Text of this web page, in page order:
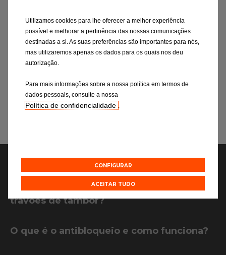
Verifique ou solicite a verificação
regular do estado das pastilhas se
o seu veículo não dispuser da luz
avisadora de alerta de desgaste
no painel de bordo. A espessura
da camada de desgaste deverá
fabricante.
estado
de
Suas perguntas
Porque se fala de travões de disco ou
travões de tambor?
O que é o antibloqueio e como funciona?
Utilizamos cookies para lhe oferecer a melhor experiência
possível e melhorar a pertinência das nossas comunicações
destinadas a si. As suas preferências são importantes para nós,
mas utilizaremos apenas os dados para os quais nos deu
autorização.
Para mais informações sobre a nossa política em termos de
dados pessoais, consulte a nossa
Política de confidencialidade .
CONFIGURAR
ACEITAR TUDO